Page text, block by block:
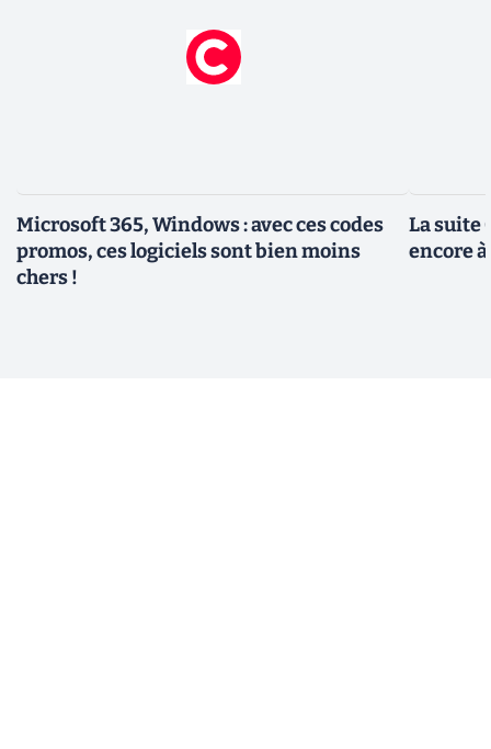
Microsoft 365, Windows : avec ces codes
promos, ces logiciels sont bien moins
chers !
La suite
encore